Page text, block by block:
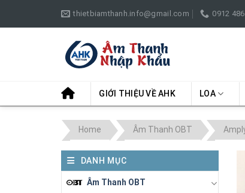
thietbiamthanh.info@gmail.com 0912
GIỚI THIỆU VỀ AHK LOA
Home Âm Thanh OBT
DANH MỤC
Âm Thanh OBT